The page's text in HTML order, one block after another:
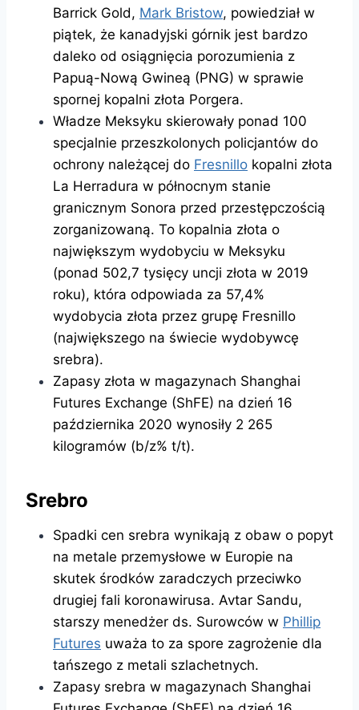
Barrick Gold, Mark Bristow, powiedział w
piątek, że kanadyjski górnik jest bardzo
daleko od osiągnięcia porozumienia z
Papuą-Nową Gwineą (PNG) w sprawie
spornej kopalni złota Porgera.
Władze Meksyku skierowały ponad 100
specjalnie przeszkolonych policjantów do
ochrony należącej do Fresnillo kopalni złota
La Herradura w północnym stanie
granicznym Sonora przed przestępczością
zorganizowaną. To kopalnia złota o
największym wydobyciu w Meksyku
(ponad 502,7 tysięcy uncji złota w 2019
roku), która odpowiada za 57,4%
wydobycia złota przez grupę Fresnillo
(największego na świecie wydobywcę
srebra).
Zapasy złota w magazynach Shanghai
Futures Exchange (ShFE) na dzień 16
października 2020 wynosiły 2 265
kilogramów (b/z% t/t).
Srebro
Spadki cen srebra wynikają z obaw o popyt
na metale przemysłowe w Europie na
skutek środków zaradczych przeciwko
drugiej fali koronawirusa. Avtar Sandu,
starszy menedżer ds. Surowców w Phillip
Futures uważa to za spore zagrożenie dla
tańszego z metali szlachetnych.
Zapasy srebra w magazynach Shanghai